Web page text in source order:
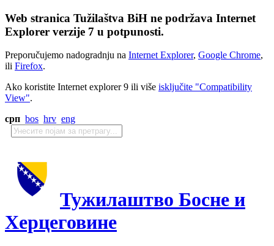
Web stranica Tužilaštva BiH ne podržava Internet
Explorer verzije 7 u potpunosti.
Preporučujemo nadogradnju na Internet Explorer, Google Chrome,
ili Firefox.
Ako koristite Internet explorer 9 ili više isključite "Compatibility
View".
срп bos hrv eng
Тужилаштво Босне и
Херцеговине